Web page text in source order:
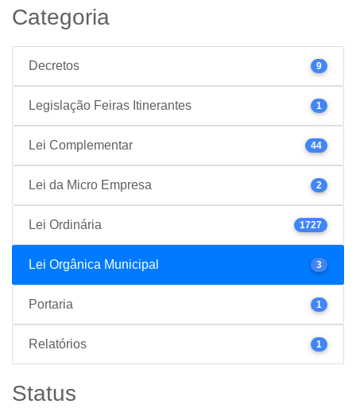
Categoria
Decretos 9
Legislação Feiras Itinerantes 1
Lei Complementar 44
Lei da Micro Empresa 2
Lei Ordinária 1727
Lei Orgânica Municipal 3
Portaria 1
Relatórios 1
Status